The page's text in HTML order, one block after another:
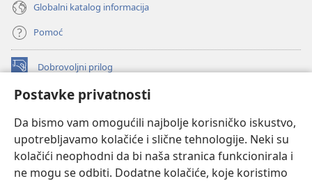
Postavke privatnosti
Da bismo vam omogućili najbolje korisničko iskustvo,
upotrebljavamo kolačiće i slične tehnologije. Neki su
kolačići neophodni da bi naša stranica funkcionirala i
ne mogu se odbiti. Dodatne kolačiće, koje koristimo
Globalni katalog informacija
Pomoć
Dobrovoljni prilog
(otvara
novi
INTERNETSKA BIBLIOTEKA Watchtower
se
novi
prozor)
JW Hub
(otvara
se
novi
JW Library